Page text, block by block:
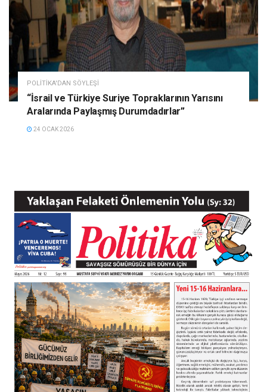
POLITIKA'DAN SÖYLEŞI
“İsrail ve Türkiye Suriye Topraklarının Yarısını
Aralarında Paylaşmış Durumdadırlar”
24 OCAK 2026